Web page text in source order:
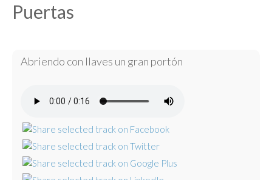
Puertas
Abriendo con llaves un gran portón